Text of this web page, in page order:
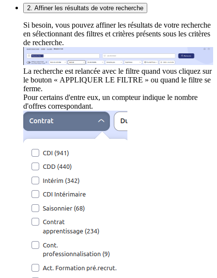
2. Affiner les résultats de votre recherche
Si besoin, vous pouvez affiner les résultats de votre recherche
en sélectionnant des filtres et critères présents sous les critères
de recherche.
La recherche est relancée avec le filtre quand vous cliquez sur
le bouton « APPLIQUER LE FILTRE » ou quand le filtre se
ferme.
Pour certains d'entre eux, un compteur indique le nombre
d'offres correspondant.